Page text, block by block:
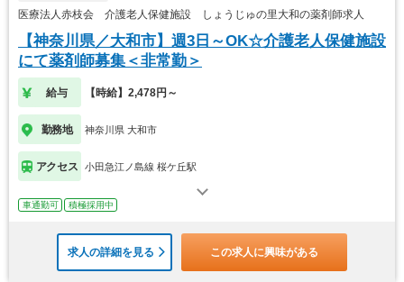
医療法人赤枝会 介護老人保健施設 しょうじゅの里大和の薬剤師求人
【神奈川県／大和市】週3日～OK☆介護老人保健施設
にて薬剤師募集＜非常勤＞
給与 【時給】2,478円～
勤務地 神奈川県 大和市
アクセス 小田急江ノ島線 桜ケ丘駅
車通勤可 積極採用中
求人の詳細を見る この求人に興味がある